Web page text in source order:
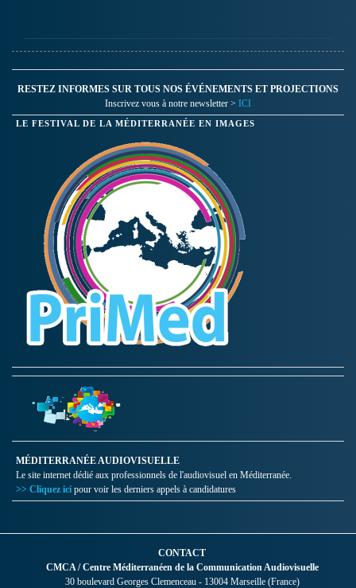
RESTEZ INFORMES SUR TOUS NOS ÉVÉNEMENTS ET PROJECTIONS
Inscrivez vous à notre newsletter > ICI
LE FESTIVAL DE LA MÉDITERRANÉE EN IMAGES
MÉDITERRANÉE AUDIOVISUELLE
Le site internet dédié aux professionnels de l'audiovisuel en Méditerranée.
>> Cliquez ici pour voir les derniers appels à candidatures
CONTACT
CMCA / Centre Méditerranéen de la Communication Audiovisuelle
30 boulevard Georges Clemenceau - 13004 Marseille (France)